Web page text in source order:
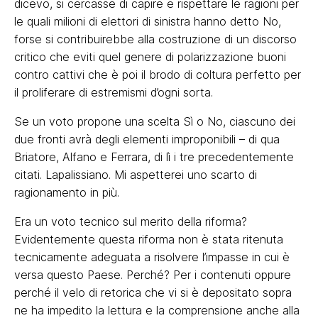
dicevo, si cercasse di capire e rispettare le ragioni per
le quali milioni di elettori di sinistra hanno detto No,
forse si contribuirebbe alla costruzione di un discorso
critico che eviti quel genere di polarizzazione buoni
contro cattivi che è poi il brodo di coltura perfetto per
il proliferare di estremismi d’ogni sorta.
Se un voto propone una scelta Sì o No, ciascuno dei
due fronti avrà degli elementi improponibili – di qua
Briatore, Alfano e Ferrara, di lì i tre precedentemente
citati. Lapalissiano. Mi aspetterei uno scarto di
ragionamento in più.
Era un voto tecnico sul merito della riforma?
Evidentemente questa riforma non è stata ritenuta
tecnicamente adeguata a risolvere l’impasse in cui è
versa questo Paese. Perché? Per i contenuti oppure
perché il velo di retorica che vi si è depositato sopra
ne ha impedito la lettura e la comprensione anche alla